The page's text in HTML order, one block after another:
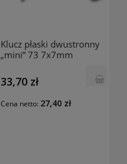
Klucz płaski dwustronny
„mini” 73 7x7mm
33,70 zł
Cena netto: 27,40 zł